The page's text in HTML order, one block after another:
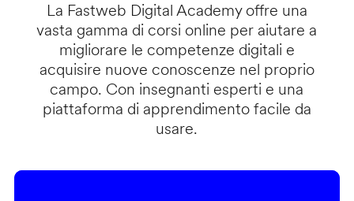
La Fastweb Digital Academy offre una
vasta gamma di corsi online per aiutare a
migliorare le competenze digitali e
acquisire nuove conoscenze nel proprio
campo. Con insegnanti esperti e una
piattaforma di apprendimento facile da
usare.